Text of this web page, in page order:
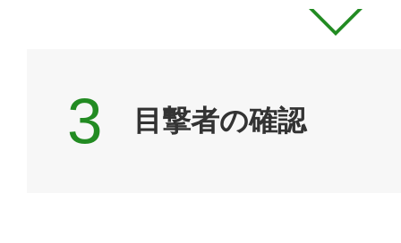
目撃者の確認